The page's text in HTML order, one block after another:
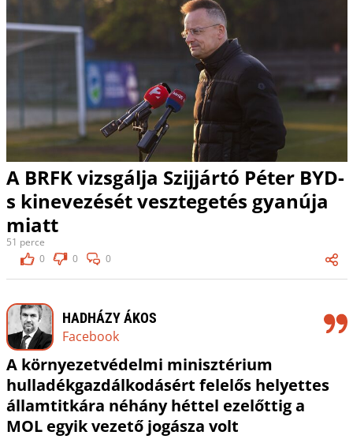
A BRFK vizsgálja Szijjártó Péter BYD-
s kinevezését vesztegetés gyanúja
miatt
51 perce
0
0 0
HADHÁZY ÁKOS
Facebook
A környezetvédelmi minisztérium
hulladékgazdálkodásért felelős helyettes
államtitkára néhány héttel ezelőttig a
MOL egyik vezető jogásza volt